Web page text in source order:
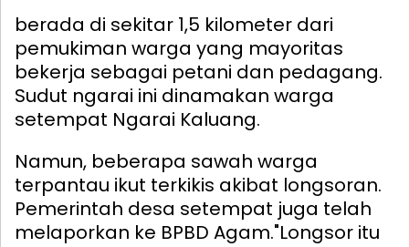
berada di sekitar 1,5 kilometer dari
pemukiman warga yang mayoritas
bekerja sebagai petani dan pedagang.
Sudut ngarai ini dinamakan warga
setempat Ngarai Kaluang.
Namun, beberapa sawah warga
terpantau ikut terkikis akibat longsoran.
Pemerintah desa setempat juga telah
melaporkan ke BPBD Agam."Longsor itu